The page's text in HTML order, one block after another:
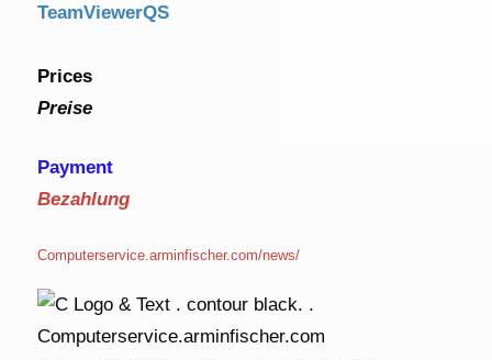
TeamViewerQS
Prices
Preise
Payment
Bezahlung
Computerservice.arminfischer.com/news/